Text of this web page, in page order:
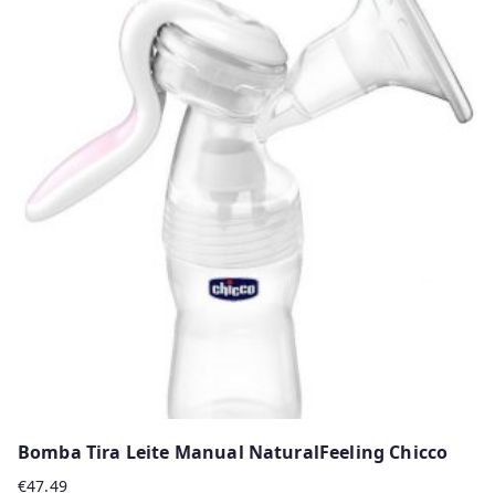
Bomba Tira Leite Manual NaturalFeeling Chicco
€47.49